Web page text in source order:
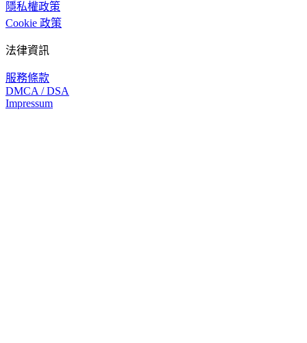
隱私權政策
Cookie 政策
法律資訊
服務條款
DMCA / DSA
Impressum